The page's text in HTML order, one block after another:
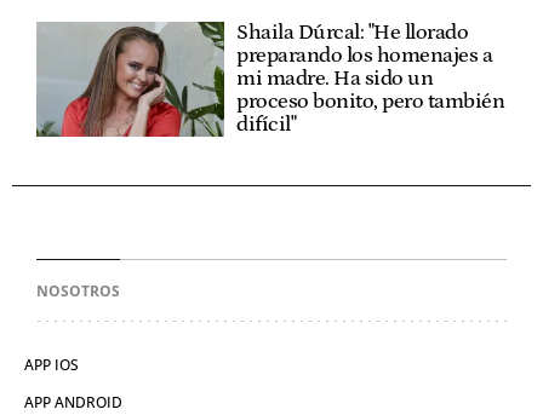
Shaila Dúrcal: "He llorado
preparando los homenajes a
mi madre. Ha sido un
proceso bonito, pero también
difícil"
NOSOTROS
APP IOS
APP ANDROID